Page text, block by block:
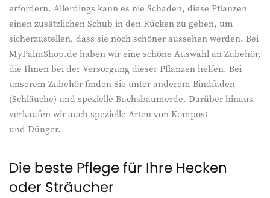
erfordern. Allerdings kann es nie Schaden, diese Pflanzen
einen zusätzlichen Schub in den Rücken zu geben, um
sicherzustellen, dass sie noch schöner aussehen werden. Bei
MyPalmShop.de haben wir eine schöne Auswahl an Zubehör,
die Ihnen bei der Versorgung dieser Pflanzen helfen. Bei
unserem Zubehör finden Sie unter anderem Bindfäden-
(Schläuche) und spezielle Buchsbaumerde. Darüber hinaus
verkaufen wir auch spezielle Arten von Kompost
und Dünger.
Die beste Pflege für Ihre Hecken
oder Sträucher